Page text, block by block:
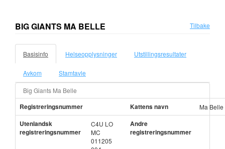
BIG GIANTS MA BELLE Tilbake
Basisinfo Helseopplysninger Utstillingsresultater
Avkom Stamtavle
Big Giants Ma Belle
Registreringsnummer Kattens navn Ma Belle
Utenlandsk
registreringsnummer
C4U LO
MC
011205
Andre
registreringsnummer